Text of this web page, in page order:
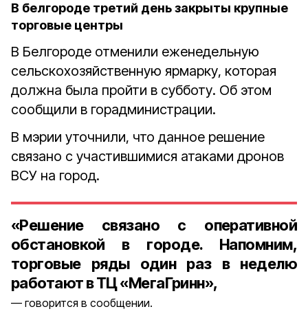
В белгороде третий день закрыты крупные
торговые центры
В Белгороде отменили еженедельную
сельскохозяйственную ярмарку, которая
должна была пройти в субботу. Об этом
сообщили в горадминистрации.
В мэрии уточнили, что данное решение
связано с участившимися атаками дронов
ВСУ на город.
«Решение связано с оперативной
обстановкой в городе. Напомним,
торговые ряды один раз в неделю
работают в ТЦ «МегаГринн»,
говорится в сообщении.